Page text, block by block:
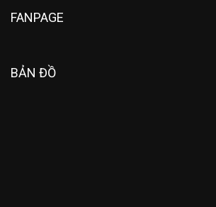
FANPAGE
BẢN ĐỒ